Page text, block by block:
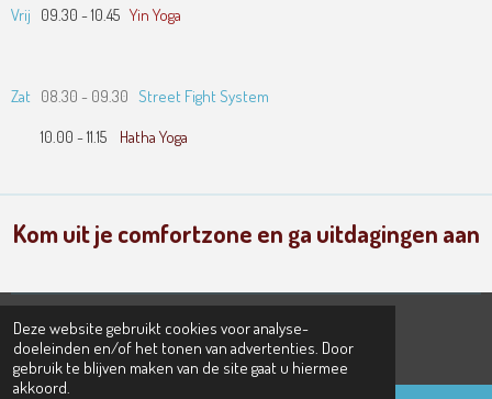
Deze website gebruikt cookies voor analyse-
doeleinden en/of het tonen van advertenties. Door
gebruik te blijven maken van de site gaat u hiermee
akkoord.
Vrij 09.30 - 10.45 Yin Yoga
Zat 08.30 - 09.30 Street Fight System
10.00 - 11.15 Hatha Yoga
Kom uit je comfortzone en ga uitdagingen aan
© 2021 - 2022The Backyard
Powered byJouwWeb